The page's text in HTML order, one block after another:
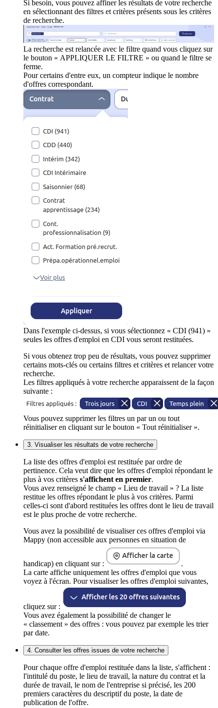
Si besoin, vous pouvez affiner les résultats de votre recherche
en sélectionnant des filtres et critères présents sous les critères
de recherche.
La recherche est relancée avec le filtre quand vous cliquez sur
le bouton « APPLIQUER LE FILTRE » ou quand le filtre se
ferme.
Pour certains d'entre eux, un compteur indique le nombre
d'offres correspondant.
Dans l'exemple ci-dessus, si vous sélectionnez « CDI (941) »
seules les offres d'emploi en CDI vous seront restituées.
Si vous obtenez trop peu de résultats, vous pouvez supprimer
certains mots-clés ou certains filtres et critères et relancer votre
recherche.
Les filtres appliqués à votre recherche apparaissent de la façon
suivante :
Vous pouvez supprimer les filtres un par un ou tout
réinitialiser en cliquant sur le bouton « Tout réinitialiser ».
3. Visualiser les résultats de votre recherche
La liste des offres d'emploi est restituée par ordre de
pertinence. Cela veut dire que les offres d'emploi répondant le
plus à vos critères s'affichent en premier.
Vous avez renseigné le champ « Lieu de travail » ? La liste
restitue les offres répondant le plus à vos critères. Parmi
celles-ci sont d'abord restituées les offres dont le lieu de travail
est le plus proche de votre recherche.
Vous avez la possibilité de visualiser ces offres d'emploi via
Mappy (non accessible aux personnes en situation de
handicap) en cliquant sur :
.
La carte affiche uniquement les offres d'emploi que vous
voyez à l'écran. Pour visualiser les offres d'emploi suivantes,
cliquez sur :
Vous avez également la possibilité de changer le
« classement » des offres : vous pouvez par exemple les trier
par date.
4. Consulter les offres issues de votre recherche
Pour chaque offre d'emploi restituée dans la liste, s'affichent :
l'intitulé du poste, le lieu de travail, la nature du contrat et la
durée de travail, le nom de l'entreprise si précisé, les 200
premiers caractères du descriptif du poste, la date de
publication de l'offre.